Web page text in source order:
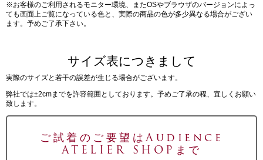
※お客様のご利用されるモニター環境、またOSやブラウザのバージョンによっ
ても画面上ご覧になっている色と、実際の商品の色が多少異なる場合がござい
ます。予めご了承下さい。
サイズ表につきまして
実際のサイズと若干の誤差が生じる場合がございます。
弊社では±2cmまでを許容範囲としております。予めご了承の程、宜しくお願い
致します。
ご試着のご要望はAudience
ATELIER SHOPまで